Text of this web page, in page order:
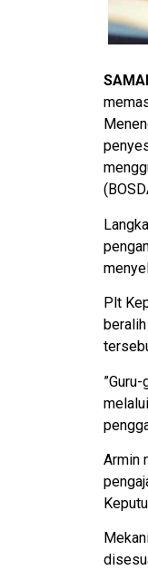
​Plt
​Armin